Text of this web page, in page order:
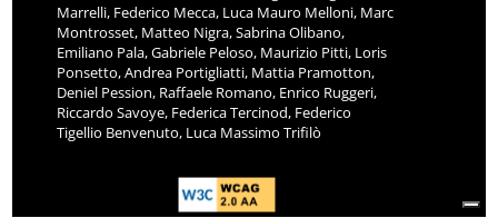
Marrelli, Federico Mecca, Luca Mauro Melloni, Marc
Montrosset, Matteo Nigra, Sabrina Olibano,
Emiliano Pala, Gabriele Peloso, Maurizio Pitti, Loris
Ponsetto, Andrea Portigliatti, Mattia Pramotton,
Deniel Pession, Raffaele Romano, Enrico Ruggeri,
Riccardo Savoye, Federica Tercinod, Federico
Tigellio Benvenuto, Luca Massimo Trifilò